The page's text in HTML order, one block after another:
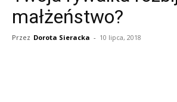
małżeństwo?
Przez Dorota Sieracka - 10 lipca, 2018